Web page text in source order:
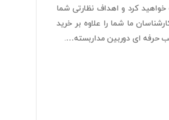
خواهید کرد و اهداف نظارتی شما
ما شما را علاوه بر خرید
حرفه ای دوربین مداربسته….